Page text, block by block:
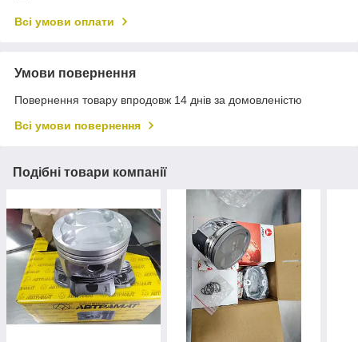
Всі умови оплати
Умови повернення
Повернення товару впродовж 14 днів за домовленістю
Всі умови повернення
Подібні товари компанії